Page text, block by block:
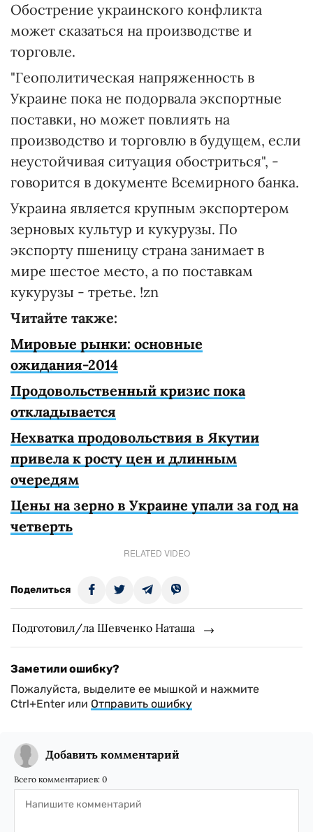
Обострение украинского конфликта
может сказаться на производстве и
торговле.
"Геополитическая напряженность в
Украине пока не подорвала экспортные
поставки, но может повлиять на
производство и торговлю в будущем, если
неустойчивая ситуация обостриться", -
говорится в документе Всемирного банка.
Украина является крупным экспортером
зерновых культур и кукурузы. По
экспорту пшеницу страна занимает в
мире шестое место, а по поставкам
кукурузы - третье. !zn
Читайте также:
Мировые рынки: основные
ожидания-2014
Продовольственный кризис пока
откладывается
Нехватка продовольствия в Якутии
привела к росту цен и длинным
очередям
Цены на зерно в Украине упали за год на
четверть
RELATED VIDEO
Поделиться
Подготовил/ла Шевченко Наташа
Заметили ошибку?
Пожалуйста, выделите ее мышкой и нажмите
Ctrl+Enter или Отправить ошибку
Добавить комментарий
Всего комментариев: 0